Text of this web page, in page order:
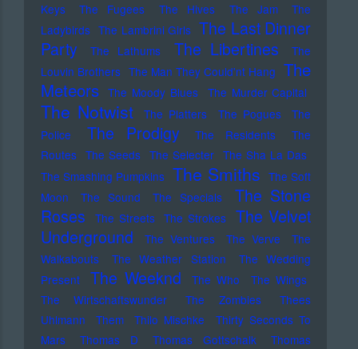
Keys
The Fugees The Hives The Jam
The
Ladybirds The Lambrini Girls The Last Dinner
Party
The Lathums The Libertines
The
Louvin Brothers The Man They Could'nt Hang The
Meteors The Moody Blues The Murder Capital
The Notwist The Platters The Pogues
The
Police
The Prodigy The Residents
The
Routes The Seeds The Selecter The Sha La Das
The Smashing Pumpkins The Smiths The Soft
Moon
The Sound The Specials
The Stone
Roses
The Streets The Strokes
The Velvet
Underground
The Ventures The Verve
The
Walkabouts
The Weather Station
The Wedding
Present
The Weeknd The Who
The Wings
The Wirtschaftswunder
The Zombies
Thees
Uhlmann
Them Thilo Mischke
Thirty Seconds To
Mars
Thomas D Thomas Gottschalk
Thomas